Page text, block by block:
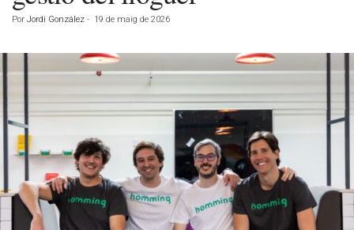
Por Jordi González - 19 de maig de 2026